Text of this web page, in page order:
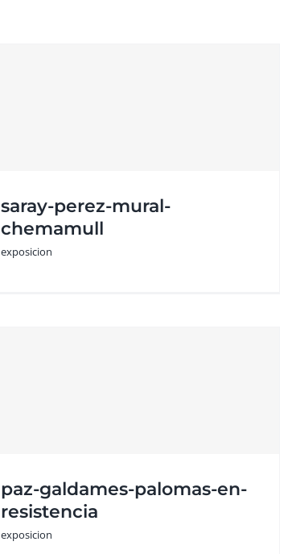
saray-perez-mural-
chemamull
exposicion
memoria
paz-galdames-palomas-en-
resistencia
exposicion
memoria
exposicion